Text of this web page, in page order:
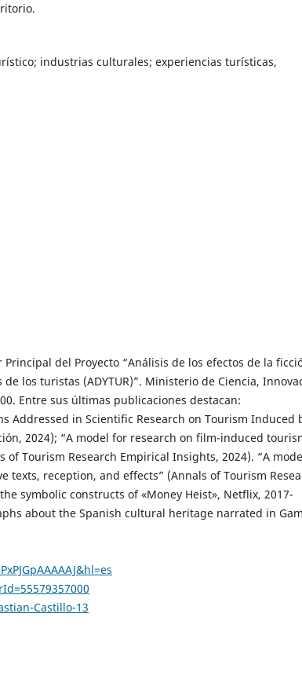
industrias culturales; experiencias turísticas,
del Proyecto “Análisis de los efectos de la
los turistas (ADYTUR)”. Ministerio de Ciencia,
Entre sus últimas publicaciones destacan:
Addressed in Scientific Research on Tourism Induced
2024); “A model for research on film-induced
Tourism Research Empirical Insights, 2024). “A
reception, and effects” (Annals of Tourism
symbolic constructs of «Money Heist», Netflix, 2017-
about the Spanish cultural heritage narrated in
Castillo-13